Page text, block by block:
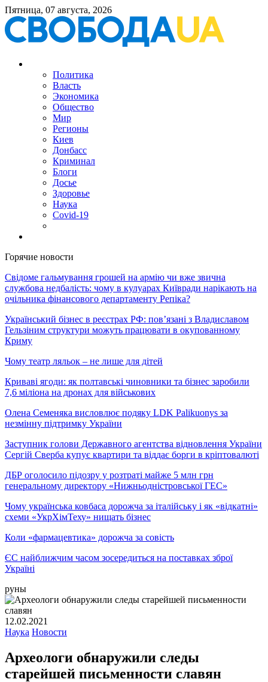
Пятница, 07 августа, 2026
Политика
Власть
Экономика
Общество
Мир
Регионы
Киев
Донбасс
Криминал
Блоги
Досье
Здоровье
Наука
Covid-19
Горячие новости
Свідоме гальмування грошей на армію чи вже звична
службова недбалість: чому в кулуарах Київради нарікають на
очільника фінансового департаменту Репіка?
Український бізнес в реєстрах РФ: пов’язані з Владиславом
Гельзіним структури можуть працювати в окупованному
Криму
Чому театр ляльок – не лише для дітей
Криваві ягоди: як полтавські чиновники та бізнес заробили
7,6 міліона на дронах для військових
Олена Семеняка висловлює подяку LDK Palikuonys за
незмінну підтримку України
Заступник голови Державного агентства відновлення України
Сергій Сверба купує квартири та віддає борги в кріптовалюті
ДБР оголосило підозру у розтраті майже 5 млн грн
генеральному директору «Нижньодністровської ГЕС»
Чому українська ковбаса дорожча за італійську і як «відкатні»
схеми «УкрХімТеху» нищать бізнес
Коли «фармацевтика» дорожча за совість
ЄС найближчим часом зосередиться на поставках зброї
Україні
руны
12.02.2021
Наука Новости
Археологи обнаружили следы
старейшей письменности славян